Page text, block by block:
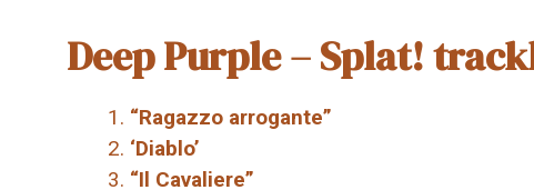
Deep Purple – Splat!
“Ragazzo arrogante”
‘Diablo’
“Il Cavaliere”